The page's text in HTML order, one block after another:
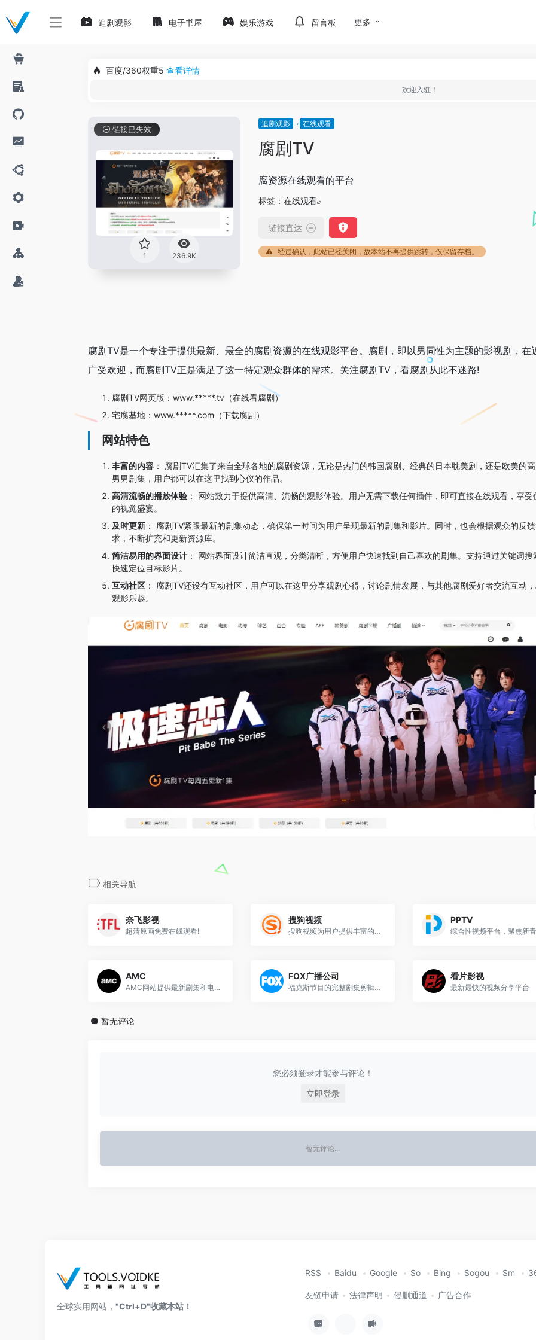
追剧观影 电子书屋 娱乐游戏 留言板 更多
百度/360权重5 查看详情
欢迎入驻！
1 236.9K
链接已失效
追剧观影 在线观看
腐剧TV
腐资源在线观看的平台
标签： 在线观看
链接直达
经过确认，此站已经关闭，故本站不再提供跳转，仅保留存档。
腐剧TV是一个专注于提供最新、最全的腐剧资源的在线观影平台。腐剧，即以男同性为主题的影视剧，在
广受欢迎，而腐剧TV正是满足了这一特定观众群体的需求。关注腐剧TV，看腐剧从此不迷路!
腐剧TV网页版：www.*****.tv（在线看腐剧）
宅腐基地：www.*****.com（下载腐剧）
网站特色
丰富的内容 ： 腐剧TV汇集了来自全球各地的腐剧资源，无论是热门的韩国腐剧、经典的日本耽美剧，还是欧美的
男男剧集，用户都可以在这里找到心仪的作品。
高清流畅的播放体验 ： 网站致力于提供高清、流畅的观影体验。用户无需下载任何插件，即可直接在线观看，享受
的视觉盛宴。
及时更新 ： 腐剧TV紧跟最新的剧集动态，确保第一时间为用户呈现最新的剧集和影片。同时，也会根据观众的反
求，不断扩充和更新资源库。
简洁易用的界面设计 ： 网站界面设计简洁直观，分类清晰，方便用户快速找到自己喜欢的剧集。支持通过关键词搜
快速定位目标影片。
互动社区 ： 腐剧TV还设有互动社区，用户可以在这里分享观剧心得，讨论剧情发展，与其他腐剧爱好者交流互动
观影乐趣。
相关导航
奈飞影视
超清原画免费在线观看!
搜狗视频
搜狗视频为用户提供丰富的高清视频内容
PPTV
AMC
AMC网站提供最新剧集和电影的在线流媒体观看
FOX广播公司
福克斯节目的完整剧集剪辑以及最新信息
看片影视
最新最快的视频分享平台
暂无评论
您必须登录才能参与评论！
立即登录
暂无评论...
全球实用网站， "Ctrl+D"收藏本站！
RSS Baidu Google So Bing Sogou Sm
友链申请 法律声明 侵删通道 广告合作